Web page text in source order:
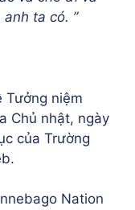
ta có. ”
Tưởng niệm
Chủ nhật, ngày
của Trường
Nation